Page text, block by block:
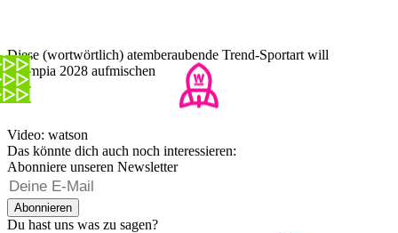
Diese (wortwörtlich) atemberaubende Trend-Sportart will
Olympia 2028 aufmischen
Video: watson
Das könnte dich auch noch interessieren:
Abonniere unseren Newsletter
Abonnieren
Du hast uns was zu sagen?